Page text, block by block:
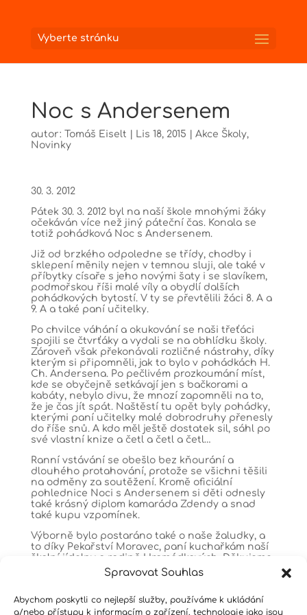
Spravovat Souhlas
Abychom poskytli co nejlepší služby, používáme k ukládání
a/nebo přístupu k informacím o zařízení, technologie jako jsou
Vyberte stránku
Noc s Andersenem
autor: Tomáš Eiselt Lis 18, 2015 Akce Školy,
Novinky
30. 3. 2012
Pátek 30. 3. 2012 byl na naší škole mnohými žáky
očekáván více než jiný páteční čas. Konala se
totiž pohádková Noc s Andersenem.
Již od brzkého odpoledne se třídy, chodby i
sklepení měnily nejen v temnou sluji, ale také v
příbytky císaře s jeho novými šaty i se slavíkem,
podmořskou říši malé víly a obydlí dalších
pohádkových bytostí. V ty se převtělili žáci 8. A a
9. A a také paní učitelky.
Po chvilce váhání a okukování se naši třeťáci
spojili se čtvrťáky a vydali se na obhlídku školy.
Zároveň však překonávali rozličné nástrahy, díky
kterým si připomněli, jak to bylo v pohádkách H.
Ch. Andersena. Po pečlivém prozkoumání míst,
kde se obyčejně setkávají jen s bačkorami a
kabáty, nebylo divu, že mnozí zapomněli na to,
že je čas jít spát. Naštěstí tu opět byly pohádky,
kterými paní učitelky malé dobrodruhy přenesly
do říše snů. A kdo měl ještě dostatek sil, sáhl po
své vlastní knize a četl a četl a četl…
Ranní vstávání se obešlo bez kňourání a
dlouhého protahování, protože se všichni těšili
na odměny za soutěžení. Kromě oficiální
pohlednice Noci s Andersenem si děti odnesly
také krásný diplom kamaráda Zdendy a snad
také kupu vzpomínek.
Výborně bylo postaráno také o naše žaludky, a
to díky Pekařství Moravec, paní kuchařkám naší
školní jídelny a rodině Hromádkových. Děkujeme
nejen jim, ale také maminkám a babičkám, které
pro nás připravily další lákavé občerstvení v
Úsměvy na tvářích skoro stovky velkých i malých